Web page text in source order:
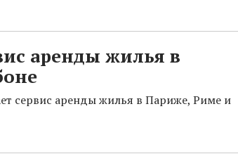
аренды жилья в
сервис аренды жилья в Париже, Риме и